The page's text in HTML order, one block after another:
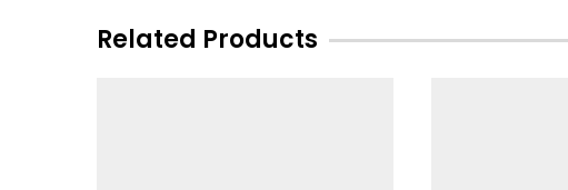
Related Products